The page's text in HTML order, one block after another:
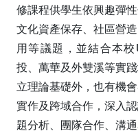
修課程供學生依興趣彈
文化資產保存、社區營
用等議題，並結合本
投、萬華及外雙溪等實
立理論基礎外，也有機
實作及跨域合作，深入
題分析、團隊合作、溝